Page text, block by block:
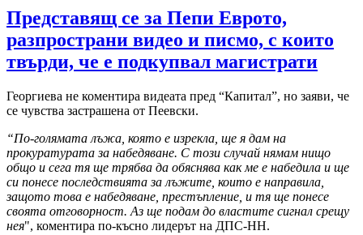
Представящ се за Пепи Еврото,
разпространи видео и писмо, с които
твърди, че е подкупвал магистрати
Георгиева не коментира видеата пред “Капитал”, но заяви, че
се чувства застрашена от Пеевски.
“По-голямата лъжа, която е изрекла, ще я дам на
прокуратурата за набедяване. С този случай нямам нищо
общо и сега тя ще трябва да обяснява как ме е набедила и ще
си понесе последствията за лъжите, които е направила,
защото това е набедяване, престъпление, и тя ще понесе
своята отговорност. Аз ще подам до властите сигнал срещу
нея", коментира по-късно лидерът на ДПС-НН.